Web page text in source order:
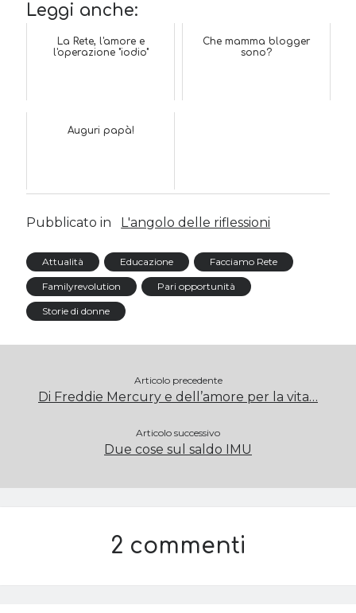
Leggi anche:
La Rete, l'amore e
l'operazione "iodio"
Che mamma blogger
sono?
Auguri papà!
Pubblicato in L'angolo delle riflessioni
Attualità Educazione Facciamo Rete
Familyrevolution Pari opportunità
Storie di donne
Articolo precedente
Di Freddie Mercury e dell’amore per la vita…
Articolo successivo
Due cose sul saldo IMU
2 commenti